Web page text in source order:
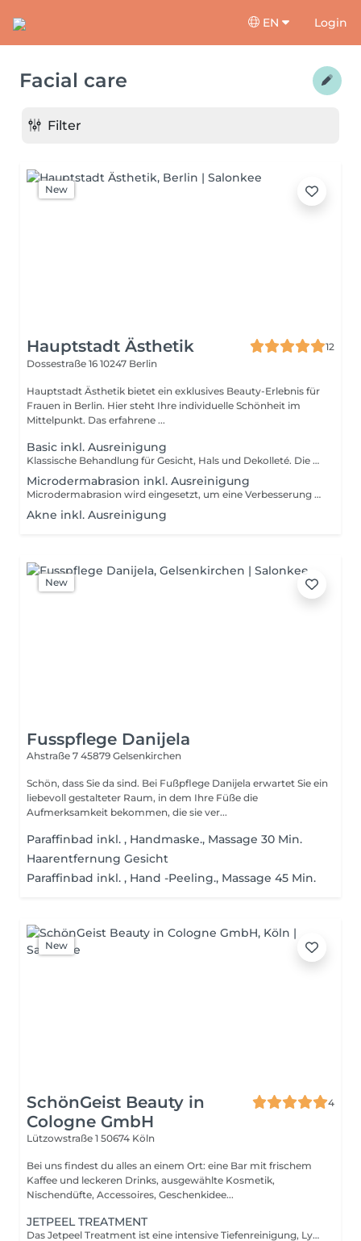
EN Login
Facial care
Filter
New
Hauptstadt Ästhetik
12
Dossestraße 16 10247 Berlin
Hauptstadt Ästhetik bietet ein exklusives Beauty-Erlebnis für
Frauen in Berlin. Hier steht Ihre individuelle Schönheit im
Mittelpunkt. Das erfahrene ...
Basic inkl. Ausreinigung
Klassische Behandlung für Gesicht, Hals und Dekolleté. Die Basic Gesichtsbehandlung ist ideal als Kennenlernbehandlung und perfekt für alle auf der Suche nach einem frische Kick. Für alle die sich noch unsicher sind, was ihrer Haut gut tut, die neu mit dem Thema Gesichtsbehandlungen in Berührung kommen möchten oder einfach wenig Zeit mitbringen und sich trotzdem Etwas Gutes tun möchten. Beinhaltet: Abreinigen, Peeling, Tonisieren und leichtes Ausreinigen von Hautunreinheiten, Abschlusspflege.
Microdermabrasion inkl. Ausreinigung
Microdermabrasion wird eingesetzt, um eine Verbesserung des Hautbilds zu erzielen. Die Microdermabrasion kommt vor allem im Gesicht zum Einsatz, kann aber auch an bestimmten Regionen des Körpers verwendet werden. Durch das Peeling werden Verhornungen und abgestorbene Hautschuppen abgetragen, sodass die Haut anschließend einen rosigen Teint, einen frischen Glow und ein ebenmäßiges Erscheinungsbild hat. Die Poren werden von Ablagerungen befreit und Unebenheiten werden entfernt, sodass der Talg besser abfließen kann und die Poren sich optisch verkleinern können. Das hat zur Folge, dass weniger Unreinheiten entstehen und die Haut Wirkstoffe von Pflegeprodukten besser aufnehmen kann. Außerdem wird die Durchblutung angeregt und die Zellerneuerung und Kollagenbildung der Haut gefördert. So hat die Microdermabrasion sogar einen Anti-Aging-Effekt.
Akne inkl. Ausreinigung
New
Fusspflege Danijela
Ahstraße 7 45879 Gelsenkirchen
Schön, dass Sie da sind. Bei Fußpflege Danijela erwartet Sie ein
liebevoll gestalteter Raum, in dem Ihre Füße die
Aufmerksamkeit bekommen, die sie ver...
Paraffinbad inkl. , Handmaske., Massage 30 Min.
Haarentfernung Gesicht
Paraffinbad inkl. , Hand -Peeling., Massage 45 Min.
New
SchönGeist Beauty in
Cologne GmbH
4
Lützowstraße 1 50674 Köln
Bei uns findest du alles an einem Ort: eine Bar mit frischem
Kaffee und leckeren Drinks, ausgewählte Kosmetik,
Nischendüfte, Accessoires, Geschenkidee...
JETPEEL TREATMENT
Das Jetpeel Treatment ist eine intensive Tiefenreinigung, Lymphdrainage, Kältetherapie und Wirkstoffbehandlung. Mit der innovativen JET-Technologie werden hochkonzentrierte Booster, Vitamine und Feuchtigkeit unter sanftem Druck in die Haut eingeschleust. Die Haut wird porentief gereinigt, intensiv durchfeuchtet und erhält einen natürlichen, frischen Glow. Ideal, wenn du dir sofort sichtbare Frische und ein klares Hautbild wünschst. Behandlungsablauf: - Hautanalyse und Abreinigung inklusive 20-minütiger Gesichtsmassage - JetPeel Tiefenreinigung & Wirkstoffinfusion - Gesichtsmaske inklusive Nackenmassage - Abschlusspflege - Abpudern, Blush und Wimperntusche Behandlungszeit: 75 Minuten Servicezeit: 10 Minuten